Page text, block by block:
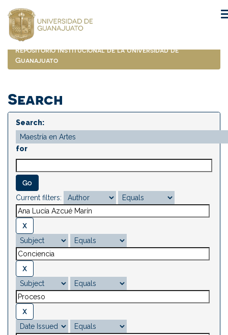
navigation
Repositorio Institucional de la Universidad de
Guanajuato
Search
Search:
for
Current filters: